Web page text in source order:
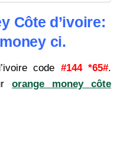
Côte d’ivoire:
ci.
code #144 *65#.
orange money côte